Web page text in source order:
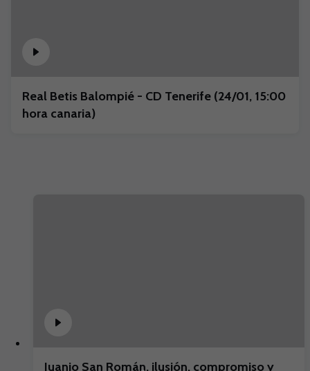
Real Betis Balompié - CD Tenerife (24/01, 15:00
hora canaria)
Juanjo San Román, ilusión, compromiso y